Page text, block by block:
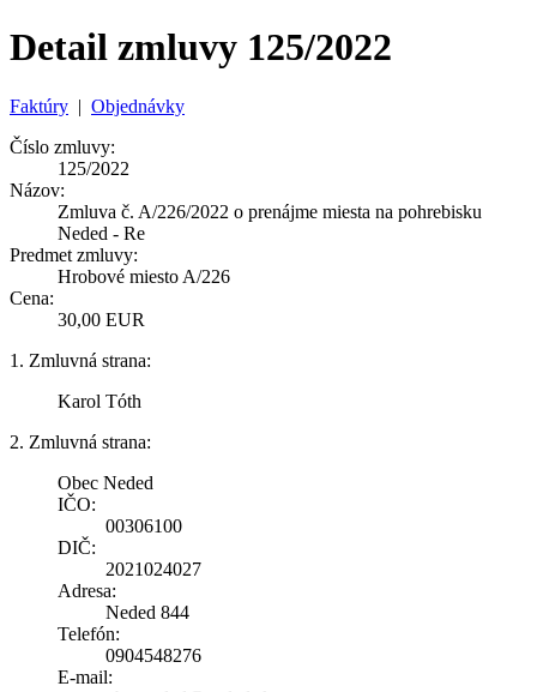
Detail zmluvy 125/2022
Faktúry | Objednávky
Číslo zmluvy:
125/2022
Názov:
Zmluva č. A/226/2022 o prenájme miesta na pohrebisku
Neded - Re
Predmet zmluvy:
Hrobové miesto A/226
Cena:
30,00 EUR
1. Zmluvná strana:
Karol Tóth
2. Zmluvná strana:
Obec Neded
IČO:
00306100
DIČ:
2021024027
Adresa:
Neded 844
Telefón:
0904548276
E-mail: